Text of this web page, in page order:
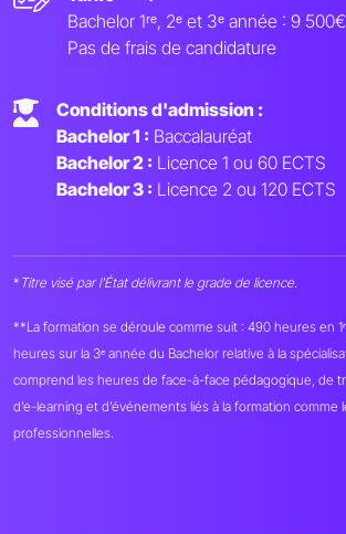
Bachelor 1ʳᵉ, 2ᵉ et 3ᵉ année : 9 500€
Pas de frais de candidature
Conditions d'admission :
Bachelor 1 : Baccalauréat
Bachelor 2 : Licence 1 ou 60 ECTS
Bachelor 3 : Licence 2 ou 120 ECTS
* Titre visé par l'État délivrant le grade de licence.
**La formation se déroule comme suit : 490 heures en
heures sur la 3ᵉ année du Bachelor relative à la
comprend les heures de face-à-face pédagogique, de
d’e-learning et d’événements liés à la formation
professionnelles.